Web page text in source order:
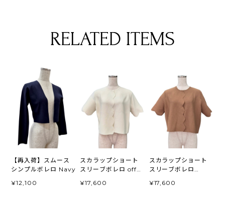
RELATED ITEMS
【再入荷】スムース
シンプルボレロ Navy
¥12,100
スカラップショート
スリーブボレロ off
¥17,600
スカラップショート
スリーブボレロ
¥17,600